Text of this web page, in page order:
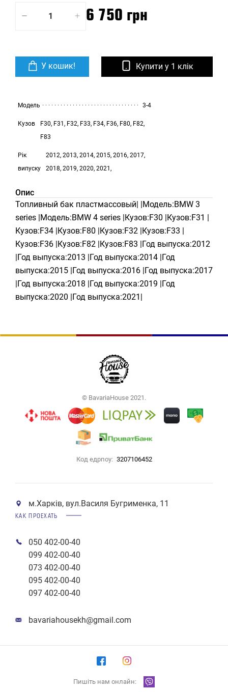
6 750 грн
У кошик! Купити у 1 клік
Модель 3-4
Кузов
F30, F31, F32, F33, F34, F36, F80, F82,
F83
Рік
випуску
2012, 2013, 2014, 2015, 2016, 2017,
2018, 2019, 2020, 2021,
Опис
Топливный бак пластмассовый| |Модель:BMW 3
series |Модель:BMW 4 series |Кузов:F30 |Кузов:F31 |
Кузов:F34 |Кузов:F80 |Кузов:F32 |Кузов:F33 |
Кузов:F36 |Кузов:F82 |Кузов:F83 |Год выпуска:2012
|Год выпуска:2013 |Год выпуска:2014 |Год
выпуска:2015 |Год выпуска:2016 |Год выпуска:2017
|Год выпуска:2018 |Год выпуска:2019 |Год
выпуска:2020 |Год выпуска:2021|
© BavariaHouse 2021.
Код едрпоу: 3207106452
м.Харків, вул.Василя Бугрименка, 11
КАК ПРОЕХАТЬ
050 402-00-40
099 402-00-40
073 402-00-40
095 402-00-40
097 402-00-40
bavariahousekh@gmail.com
Пишіть нам онлайн: